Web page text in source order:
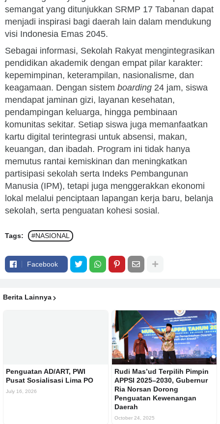
semangat yang ditunjukkan SRMP 17 Tabanan dapat
menjadi inspirasi bagi daerah lain dalam mendukung
visi Indonesia Emas 2045.
Sebagai informasi, Sekolah Rakyat mengintegrasikan
pendidikan akademik dengan empat pilar karakter:
kepemimpinan, keterampilan, nasionalisme, dan
keagamaan. Dengan sistem boarding 24 jam, siswa
mendapat jaminan gizi, layanan kesehatan,
pendampingan keluarga, hingga pembinaan
komunitas sekitar. Setiap siswa juga memanfaatkan
kartu digital terintegrasi untuk absensi, makan,
keuangan, dan ibadah. Program ini tidak hanya
memutus rantai kemiskinan dan meningkatkan
partisipasi sekolah serta Indeks Pembangunan
Manusia (IPM), tetapi juga menggerakkan ekonomi
lokal melalui penciptaan lapangan kerja baru, belanja
sekolah, serta penguatan kohesi sosial.
Tags: #NASIONAL
Facebook
Berita Lainnya
Penguatan AD/ART, PWI
Pusat Sosialisasi Lima PO
July 16, 2026
Rudi Mas’ud Terpilih Pimpin
APPSI 2025–2030, Gubernur
Ria Norsan Dorong
Penguatan Kewenangan
Daerah
October 24, 2025